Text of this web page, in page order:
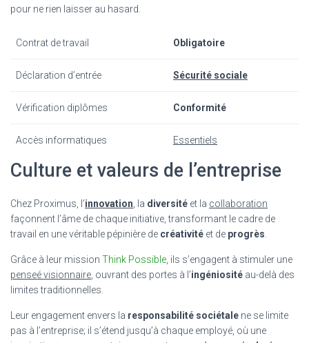
pour ne rien laisser au hasard.
Contrat de travail Obligatoire
Déclaration d’entrée Sécurité sociale
Vérification diplômes Conformité
Accès informatiques Essentiels
Culture et valeurs de l’entreprise
Chez Proximus, l’innovation , la diversité et la collaboration
façonnent l’âme de chaque initiative, transformant le cadre de
travail en une véritable pépinière de créativité et de progrès
Grâce à leur mission Think Possible , ils s’engagent à stimuler une
penseé visionnaire , ouvrant des portes à l’ingéniosité au-delà des
limites traditionnelles.
Leur engagement envers la responsabilité sociétale ne se limite
pas à l’entreprise; il s’étend jusqu’à chaque employé, où une